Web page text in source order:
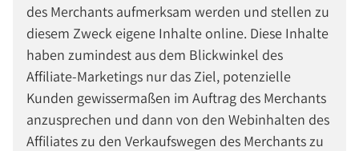
des Merchants aufmerksam werden und stellen zu
diesem Zweck eigene Inhalte online. Diese Inhalte
haben zumindest aus dem Blickwinkel des
Affiliate-Marketings nur das Ziel, potenzielle
Kunden gewissermaßen im Auftrag des Merchants
anzusprechen und dann von den Webinhalten des
Affiliates zu den Verkaufswegen des Merchants zu